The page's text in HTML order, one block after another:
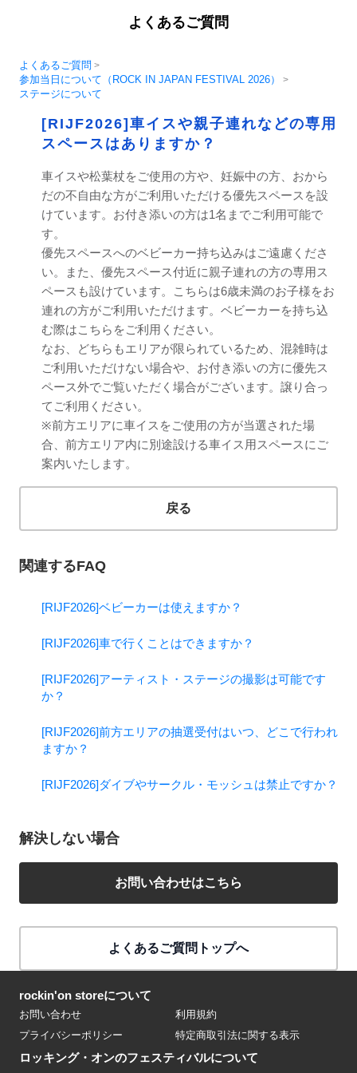
よくあるご質問
よくあるご質問 >
参加当日について（ROCK IN JAPAN FESTIVAL 2026） >
ステージについて
[RIJF2026]車イスや親子連れなどの専用
スペースはありますか？
車イスや松葉杖をご使用の方や、妊娠中の方、おから
だの不自由な方がご利用いただける優先スペースを設
けています。お付き添いの方は1名までご利用可能で
す。
優先スペースへのベビーカー持ち込みはご遠慮くださ
い。また、優先スペース付近に親子連れの方の専用ス
ペースも設けています。こちらは6歳未満のお子様をお
連れの方がご利用いただけます。ベビーカーを持ち込
む際はこちらをご利用ください。
なお、どちらもエリアが限られているため、混雑時は
ご利用いただけない場合や、お付き添いの方に優先ス
ペース外でご覧いただく場合がございます。譲り合っ
てご利用ください。
※前方エリアに車イスをご使用の方が当選された場
合、前方エリア内に別途設ける車イス用スペースにご
案内いたします。
戻る
関連するFAQ
[RIJF2026]ベビーカーは使えますか？
[RIJF2026]車で行くことはできますか？
[RIJF2026]アーティスト・ステージの撮影は可能です
か？
[RIJF2026]前方エリアの抽選受付はいつ、どこで行われ
ますか？
[RIJF2026]ダイブやサークル・モッシュは禁止ですか？
解決しない場合
お問い合わせはこちら
よくあるご質問トップへ
rockin'on storeについて
お問い合わせ
利用規約
プライバシーポリシー
特定商取引法に関する表示
ロッキング・オンのフェスティバルについて